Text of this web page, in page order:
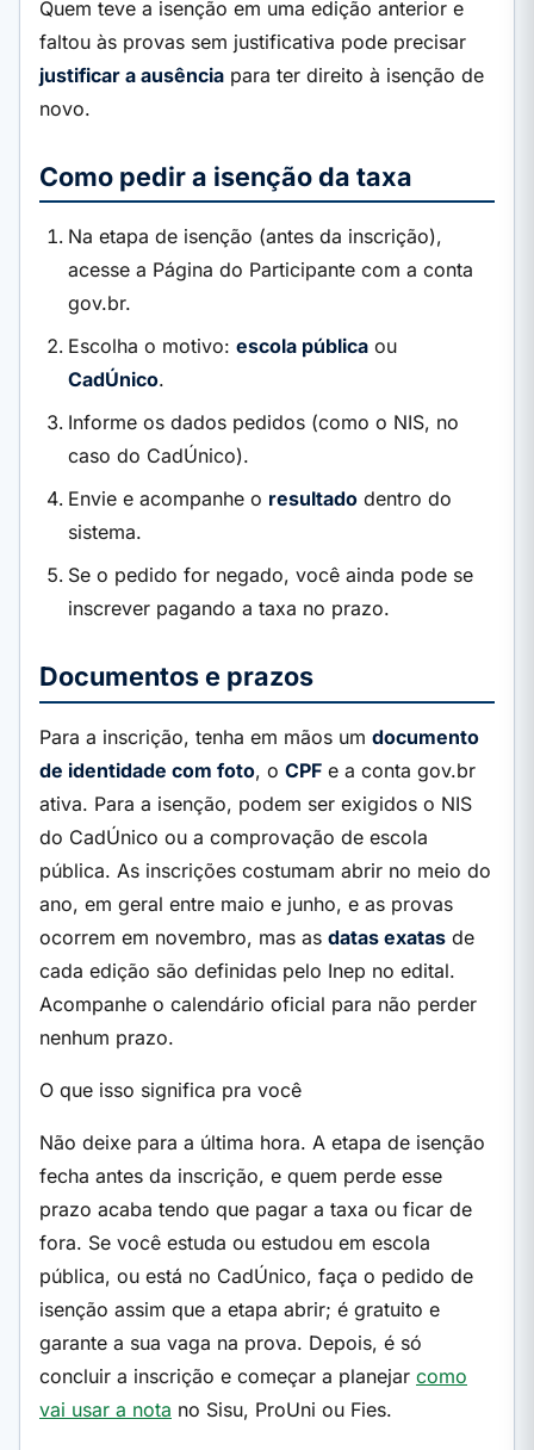
Quem teve a isenção em uma edição anterior e
faltou às provas sem justificativa pode precisar
justificar a ausência para ter direito à isenção de
novo.
Como pedir a isenção da taxa
Na etapa de isenção (antes da inscrição),
acesse a Página do Participante com a conta
gov.br.
Escolha o motivo: escola pública ou
CadÚnico.
Informe os dados pedidos (como o NIS, no
caso do CadÚnico).
Envie e acompanhe o resultado dentro do
sistema.
Se o pedido for negado, você ainda pode se
inscrever pagando a taxa no prazo.
Documentos e prazos
Para a inscrição, tenha em mãos um documento
de identidade com foto, o CPF e a conta gov.br
ativa. Para a isenção, podem ser exigidos o NIS
do CadÚnico ou a comprovação de escola
pública. As inscrições costumam abrir no meio do
ano, em geral entre maio e junho, e as provas
ocorrem em novembro, mas as datas exatas de
cada edição são definidas pelo Inep no edital.
Acompanhe o calendário oficial para não perder
nenhum prazo.
O que isso significa pra você
Não deixe para a última hora. A etapa de isenção
fecha antes da inscrição, e quem perde esse
prazo acaba tendo que pagar a taxa ou ficar de
fora. Se você estuda ou estudou em escola
pública, ou está no CadÚnico, faça o pedido de
isenção assim que a etapa abrir; é gratuito e
garante a sua vaga na prova. Depois, é só
concluir a inscrição e começar a planejar como
vai usar a nota no Sisu, ProUni ou Fies.